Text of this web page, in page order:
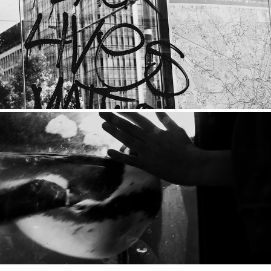
BLM
ZOO FEELINGS